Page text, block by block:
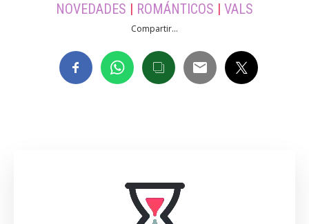
NOVEDADES | ROMÁNTICOS | VALS
Compartir...